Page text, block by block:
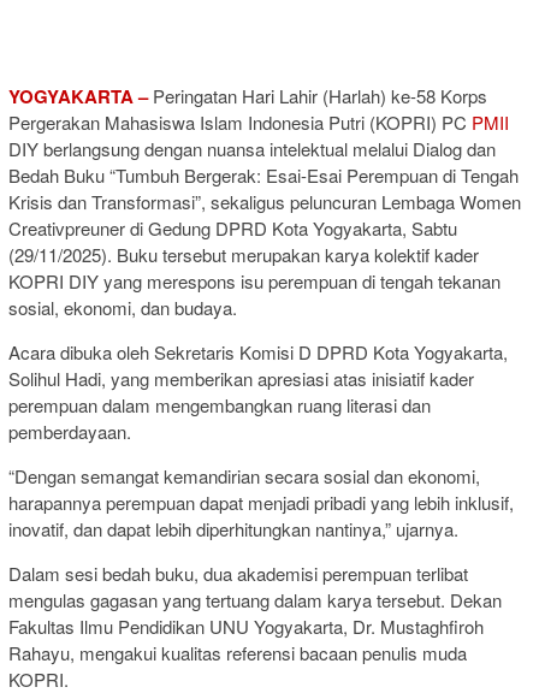
YOGYAKARTA –Peringatan Hari Lahir (Harlah) ke-58 Korps
Pergerakan Mahasiswa Islam Indonesia Putri (KOPRI) PC PMII
DIY berlangsung dengan nuansa intelektual melalui Dialog dan
Bedah Buku “Tumbuh Bergerak: Esai-Esai Perempuan di Tengah
Krisis dan Transformasi”, sekaligus peluncuran Lembaga Women
Creativpreuner di Gedung DPRD Kota Yogyakarta, Sabtu
(29/11/2025). Buku tersebut merupakan karya kolektif kader
KOPRI DIY yang merespons isu perempuan di tengah tekanan
sosial, ekonomi, dan budaya.
Acara dibuka oleh Sekretaris Komisi D DPRD Kota Yogyakarta,
Solihul Hadi, yang memberikan apresiasi atas inisiatif kader
perempuan dalam mengembangkan ruang literasi dan
pemberdayaan.
“Dengan semangat kemandirian secara sosial dan ekonomi,
harapannya perempuan dapat menjadi pribadi yang lebih inklusif,
inovatif, dan dapat lebih diperhitungkan nantinya,” ujarnya.
Dalam sesi bedah buku, dua akademisi perempuan terlibat
mengulas gagasan yang tertuang dalam karya tersebut. Dekan
Fakultas Ilmu Pendidikan UNU Yogyakarta, Dr. Mustaghfiroh
Rahayu, mengakui kualitas referensi bacaan penulis muda
KOPRI.